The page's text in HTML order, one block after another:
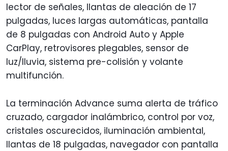
lector de señales, llantas de aleación de 17
pulgadas, luces largas automáticas, pantalla
de 8 pulgadas con Android Auto y Apple
CarPlay, retrovisores plegables, sensor de
luz/lluvia, sistema pre-colisión y volante
multifunción.
La terminación Advance suma alerta de tráfico
cruzado, cargador inalámbrico, control por voz,
cristales oscurecidos, iluminación ambiental,
llantas de 18 pulgadas, navegador con pantalla